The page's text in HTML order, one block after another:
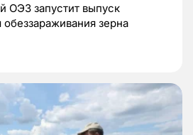
ОЭЗ запустит выпуск
зерна